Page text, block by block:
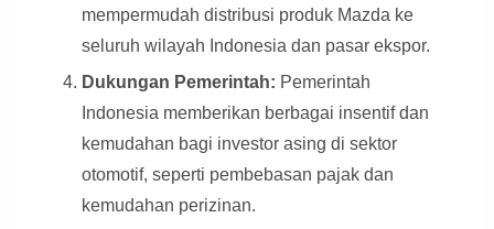
mempermudah distribusi produk Mazda ke
seluruh wilayah Indonesia dan pasar ekspor.
Dukungan Pemerintah: Pemerintah
Indonesia memberikan berbagai insentif dan
kemudahan bagi investor asing di sektor
otomotif, seperti pembebasan pajak dan
kemudahan perizinan.